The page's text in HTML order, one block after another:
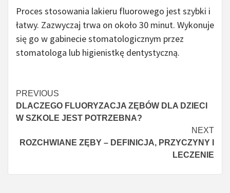
Proces stosowania lakieru fluorowego jest szybki i
łatwy. Zazwyczaj trwa on około 30 minut. Wykonuje
się go w gabinecie stomatologicznym przez
stomatologa lub higienistkę dentystyczną.
Continue
Reading
PREVIOUS
DLACZEGO FLUORYZACJA ZĘBÓW DLA DZIECI
W SZKOLE JEST POTRZEBNA?
NEXT
ROZCHWIANE ZĘBY – DEFINICJA, PRZYCZYNY I
LECZENIE